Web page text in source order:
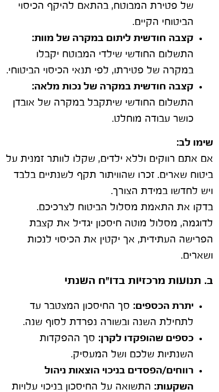
של פטירת המבוטח, בהתאם להיקף הכיסוי
הביטוחי הקיים.
קצבה חודשית ליתום במקרה של מוות:
התשלום החודשי שילדי המבוטח יקבלו
במקרה של פטירתו, לפי תנאי הכיסוי הביטוחי.
קצבה חודשית במקרה של נכות מלאה:
התשלום החודשי שיתקבל במקרה של אובדן
כושר עבודה מוחלט.
שימו לב:
אם אתם רווקים וללא ילדים, שקלו לוותר זמנית על
ביטוח שארים. זכרו שהוויתור תקף לשנתיים בלבד
ויש לחדשו במידת הצורך.
בדקו את התאמת מסלול הביטוח לצרכיכם.
לדוגמה, מסלול מוטה חיסכון יגדיל את קצבת
הפרישה העתידית, אך יקטין את הכיסוי לנכות
ושארים.
ב. תנועות מרכזיות בדו"ח השנתי
יתרת הכספים: סך החיסכון המצטבר עד
לתחילת השנה ובשורה נפרדת לסוף שנה.
כספים שהופקדו לקרן: סך ההפקדות
השנתיות שלכם ושל המעסיק.
רווחים/הפסדים בניכוי הוצאות ניהול
השקעות: התשואה על החיסכון בניכוי עלויות